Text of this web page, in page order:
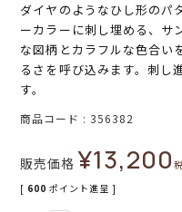
ダイヤのようなひし形のパ
ーカラーに刺し埋める、サ
な図柄とカラフルな色合い
るさを呼び込みます。刺し
す。
商品コード 356382
販売価格 ¥13,200
[ 600 ポイント進呈 ]